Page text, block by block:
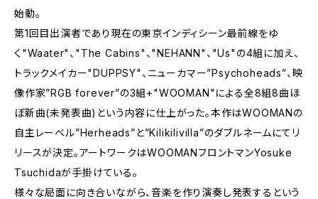
始動。
第1回目出演者であり現在の東京インディシーン最前線をゆ
く"Waater"、"The Cabins"、"NEHANN"、"Us"の4組に加え、
トラックメイカー"DUPPSY"、ニューカマー”Psychoheads”、映
像作家”RGB forever”の3組+"WOOMAN"による全8組8曲ほ
ぼ新曲(未発表曲)という内容に仕上がった。本作はWOOMANの
自主レーベル”Herheads”と”Kilikilivilla”のダブルネームにてリ
リースが決定。アートワークはWOOMANフロントマンYosuke
Tsuchidaが手掛けている。
様々な局面に向き合いながら、音楽を作り演奏し発表するという